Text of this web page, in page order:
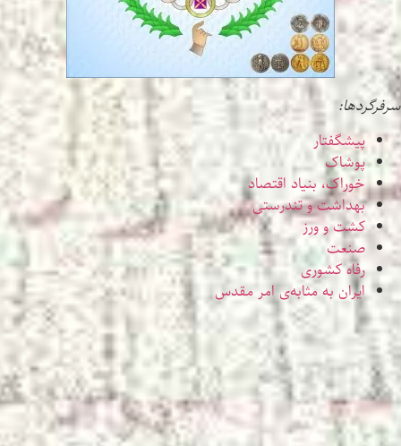
سرفرگردها:
پیشگفتار
پوشاک
خوراک، بنیاد اقتصاد
بهداشت و تندرستی
کشت و ورز
صنعت
رفاه کشوری
ایران به مثابه‌ی امر مقدس